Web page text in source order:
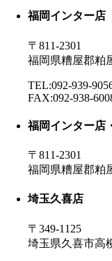
福岡インター店
〒811-2301
福岡県糟屋郡粕
TEL:092-939-
FAX:092-938-
福岡インター店
〒811-2301
福岡県糟屋郡粕
埼玉久喜店
〒349-1125
埼玉県久喜市高